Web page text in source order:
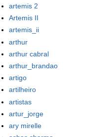
artemis 2
Artemis II
artemis_ii
arthur
arthur cabral
arthur_brandao
artigo
artilheiro
artistas
artur_jorge
ary mirelle